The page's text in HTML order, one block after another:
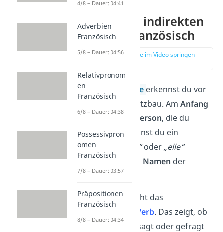
Bildung der indirekten
Rede auf Französisch
zur Stelle im Video springen
Die indirekte Rede erkennst du vor
allem an ihrem Satzbau. Am Anfang
steht immer die
Person, die du
zitierst. Dafür kannst du ein
Pronomen
„il“oder„elle“
nehmen oder den Namen der
Person.
Direkt danach steht das
redeeinleitende Verb. Das zeigt, ob
jemand etwas gesagt oder gefragt
4/8 – Dauer: 04:41
Adverbien
Französisch
5/8 – Dauer: 04:56
Relativpronom
en
Französisch
6/8 – Dauer: 04:38
Possessivpron
omen
Französisch
7/8 – Dauer: 03:57
Präpositionen
Französisch
8/8 – Dauer: 04:34